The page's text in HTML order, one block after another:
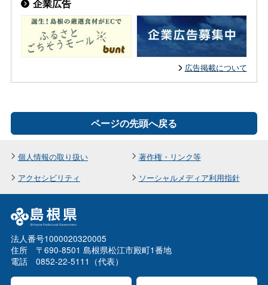
企業広告
広告掲載について
ページの先頭へ戻る
個人情報の取り扱い
著作権・リンク等
アクセシビリティ
ソーシャルメディア利用指針
法人番号1000020320005
住所 〒690-8501 島根県松江市殿町1番地
電話 0852-22-5111（代表）